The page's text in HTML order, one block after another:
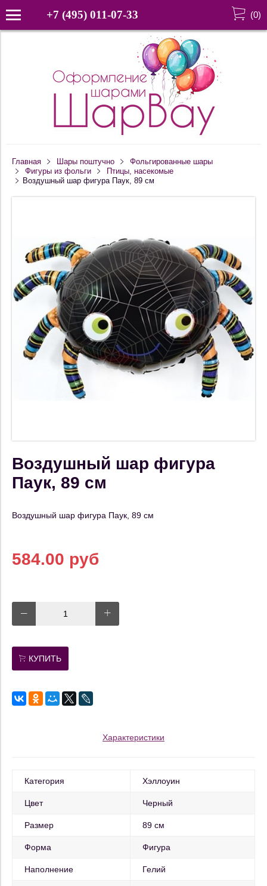
+7 (495) 011-07-33 (0)
Главная Шары поштучно
Фольгированные шары
Фигуры из фольги
Птицы, насекомые
Воздушный шар фигура Паук, 89 см
Воздушный шар фигура
Паук, 89 см
Воздушный шар фигура Паук, 89 см
584.00 руб
КУПИТЬ
Характеристики
Категория Хэллоуин
Цвет Черный
Размер 89 см
Форма Фигура
Наполнение Гелий